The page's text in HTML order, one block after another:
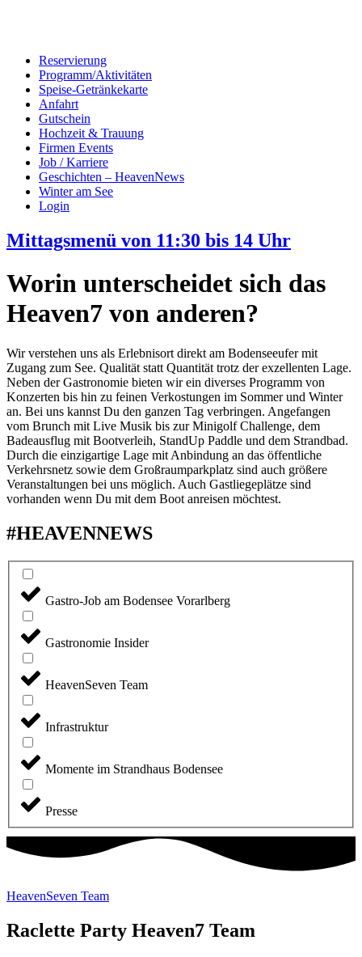
Reservierung
Programm/Aktivitäten
Speise-Getränkekarte
Anfahrt
Gutschein
Hochzeit & Trauung
Firmen Events
Job / Karriere
Geschichten – HeavenNews
Winter am See
Login
Mittagsmenü von 11:30 bis 14 Uhr
Worin unterscheidet sich das
Heaven7 von anderen?
Wir verstehen uns als Erlebnisort direkt am Bodenseeufer mit
Zugang zum See. Qualität statt Quantität trotz der exzellenten Lage.
Neben der Gastronomie bieten wir ein diverses Programm von
Konzerten bis hin zu feinen Verkostungen im Sommer und Winter
an. Bei uns kannst Du den ganzen Tag verbringen. Angefangen
vom Brunch mit Live Musik bis zur Minigolf Challenge, dem
Badeausflug mit Bootverleih, StandUp Paddle und dem Strandbad.
Durch die einzigartige Lage mit Anbindung an das öffentliche
Verkehrsnetz sowie dem Großraumparkplatz sind auch größere
Veranstaltungen bei uns möglich. Auch Gastliegeplätze sind
vorhanden wenn Du mit dem Boot anreisen möchtest.
#HEAVENNEWS
Gastro-Job am Bodensee Vorarlberg
Gastronomie Insider
HeavenSeven Team
Infrastruktur
Momente im Strandhaus Bodensee
Presse
HeavenSeven Team
Raclette Party Heaven7 Team